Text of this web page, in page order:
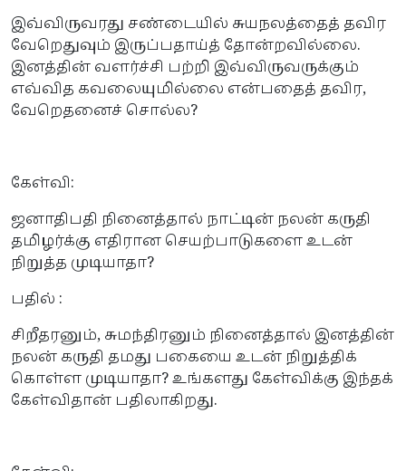
இவ்விருவரது சண்டையில் சுயநலத்தைத் தவிர
வேறெதுவும் இருப்பதாய்த் தோன்றவில்லை.
இனத்தின் வளர்ச்சி பற்றி இவ்விருவருக்கும்
எவ்வித கவலையுமில்லை என்பதைத் தவிர,
வேறெதனைச் சொல்ல?
கேள்வி:
ஜனாதிபதி நினைத்தால் நாட்டின் நலன் கருதி
தமிழர்க்கு எதிரான செயற்பாடுகளை உடன்
நிறுத்த முடியாதா?
பதில் :
சிறீதரனும், சுமந்திரனும் நினைத்தால் இனத்தின்
நலன் கருதி தமது பகையை உடன் நிறுத்திக்
கொள்ள முடியாதா? உங்களது கேள்விக்கு இந்தக்
கேள்விதான் பதிலாகிறது.